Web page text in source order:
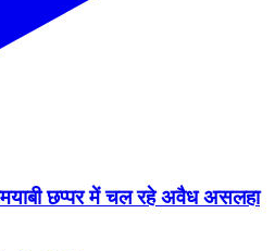
छप्पर में चल रहे अवैध असलहा